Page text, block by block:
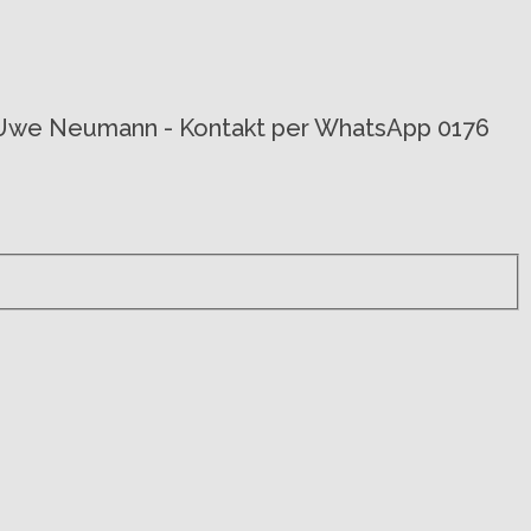
Neumann - Kontakt per WhatsApp 0176